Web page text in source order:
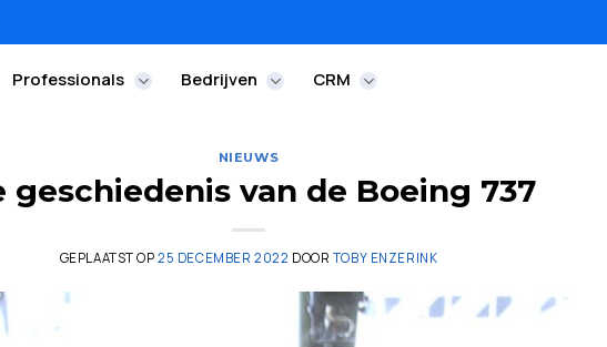
Professionals Bedrijven CRM
NIEUWS
geschiedenis van de Boeing 737
GEPLAATST OP25 DECEMBER 2022 DOOR TOBY ENZERINK